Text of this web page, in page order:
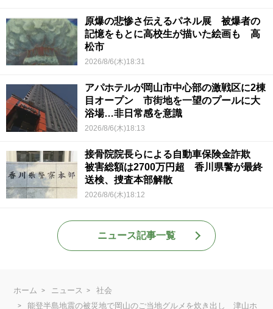
原爆の悲惨さ伝えるパネル展 被爆者の
記憶をもとに高校生が描いた絵画も 高
松市
2026/8/6(木)18:31
アパホテルが岡山市中心部の激戦区に2棟
目オープン 市街地を一望のプールに大
浴場…非日常感を意識
2026/8/6(木)18:13
接骨院院長らによる自動車保険金詐欺
被害総額は2700万円超 香川県警が最終
送検、捜査本部解散
2026/8/6(木)18:12
ニュース記事一覧
ホーム ニュース
社会
能登半島地震の被災地で岡山のご当地グルメを炊き出し 津山ホ